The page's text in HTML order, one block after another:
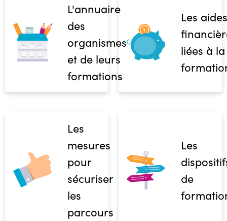
L'annuaire
des
organismes
et de leurs
formations
Les aides
liées à la
Les
mesures
pour
sécuriser
les
parcours
Les
de